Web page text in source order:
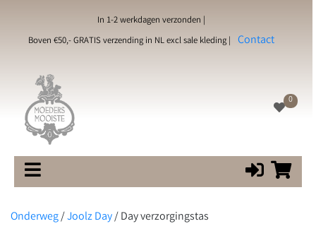
In 1-2 werkdagen verzonden |
Boven €50,- GRATIS verzending in NL excl sale kleding | Contact
0
Onderweg/Joolz Day/Day verzorgingstas